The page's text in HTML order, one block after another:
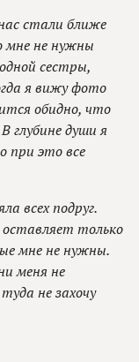
стали ближе
мне не нужны
сестры,
я вижу фото
обидно, что
глубине души я
при это все
всех подруг.
только
мне не нужны.
меня не
не захочу